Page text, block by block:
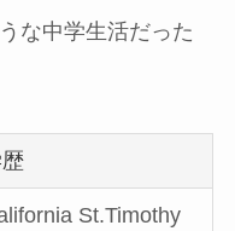
な中学生活だった
St.Timothy